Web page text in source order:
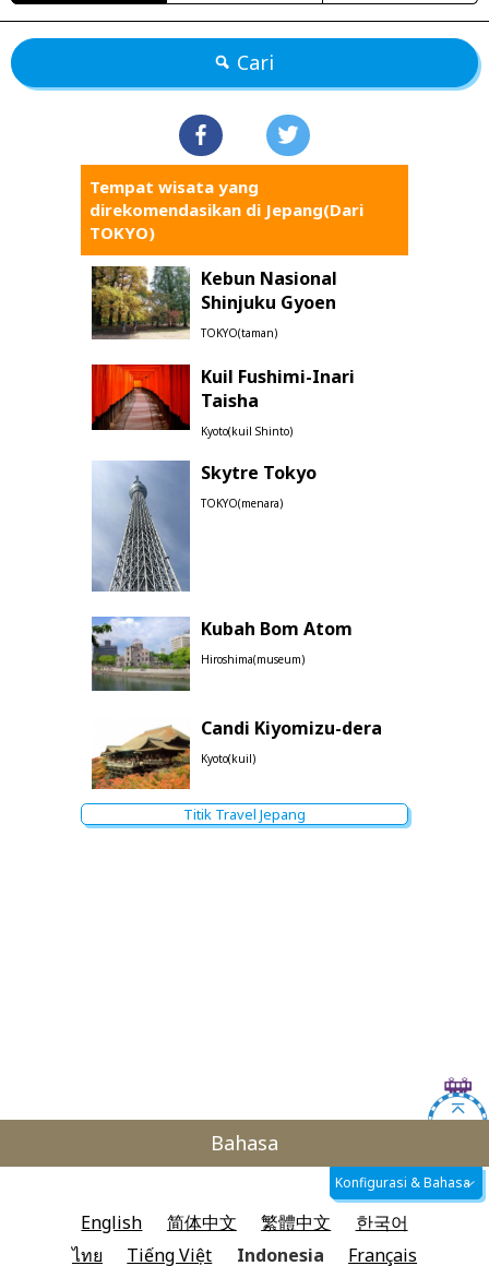
Cari
Tempat wisata yang
direkomendasikan di Jepang(Dari
TOKYO)
Kebun Nasional
Shinjuku Gyoen
TOKYO(taman)
Kuil Fushimi-Inari
Taisha
Kyoto(kuil Shinto)
Skytre Tokyo
TOKYO(menara)
Kubah Bom Atom
Hiroshima(museum)
Candi Kiyomizu-dera
Kyoto(kuil)
Titik Travel Jepang
Bahasa
Konfigurasi & Bahasa
English 简体中文 繁體中文
한국어
ไทย
Tiếng Việt Indonesia Français